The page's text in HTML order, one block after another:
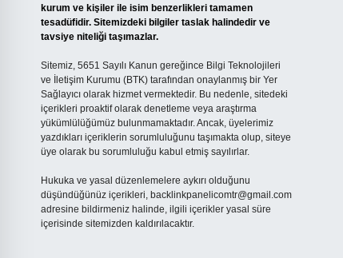
kurum ve kişiler ile isim benzerlikleri tamamen
tesadüfidir. Sitemizdeki bilgiler taslak halindedir ve
tavsiye niteliği taşımazlar.
Sitemiz, 5651 Sayılı Kanun gereğince Bilgi Teknolojileri
ve İletişim Kurumu (BTK) tarafından onaylanmış bir Yer
Sağlayıcı olarak hizmet vermektedir. Bu nedenle, sitedeki
içerikleri proaktif olarak denetleme veya araştırma
yükümlülüğümüz bulunmamaktadır. Ancak, üyelerimiz
yazdıkları içeriklerin sorumluluğunu taşımakta olup, siteye
üye olarak bu sorumluluğu kabul etmiş sayılırlar.
Hukuka ve yasal düzenlemelere aykırı olduğunu
düşündüğünüz içerikleri, backlinkpanelicomtr@gmail.com
adresine bildirmeniz halinde, ilgili içerikler yasal süre
içerisinde sitemizden kaldırılacaktır.